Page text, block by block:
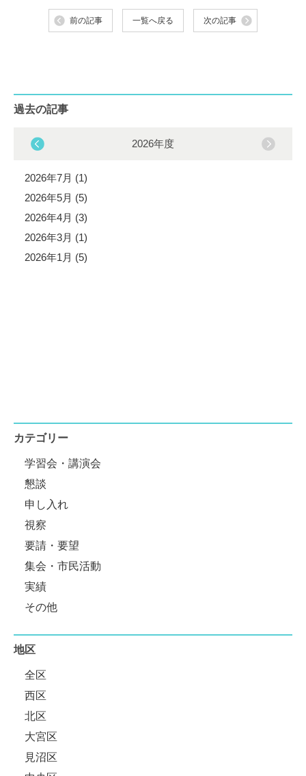
前の記事 一覧へ戻る 次の記事
過去の記事
2026年度
2026年7月 (1)
2026年5月 (5)
2026年4月 (3)
2026年3月 (1)
2026年1月 (5)
カテゴリー
学習会・講演会
懇談
申し入れ
視察
要請・要望
集会・市民活動
実績
その他
地区
全区
西区
北区
大宮区
見沼区